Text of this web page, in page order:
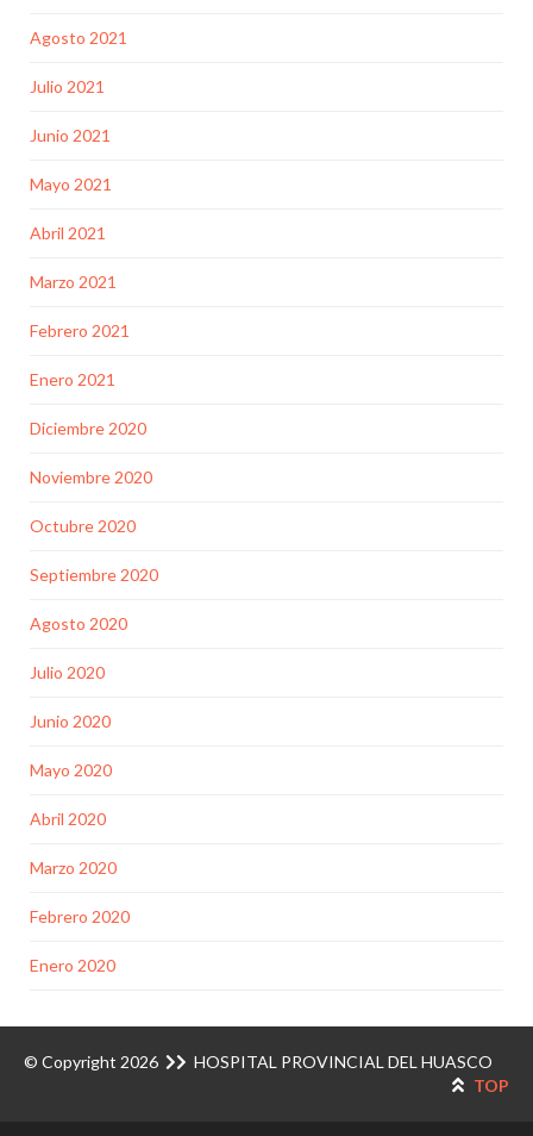
Agosto 2021
Julio 2021
Junio 2021
Mayo 2021
Abril 2021
Marzo 2021
Febrero 2021
Enero 2021
Diciembre 2020
Noviembre 2020
Octubre 2020
Septiembre 2020
Agosto 2020
Julio 2020
Junio 2020
Mayo 2020
Abril 2020
Marzo 2020
Febrero 2020
Enero 2020
© Copyright 2026
HOSPITAL PROVINCIAL DEL HUASCO
TOP